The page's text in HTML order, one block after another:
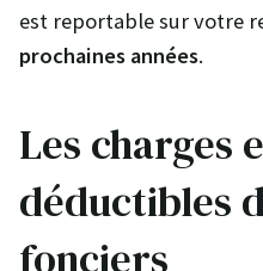
est reportable sur votre
prochaines années.
Les charges
déductibles
fonciers